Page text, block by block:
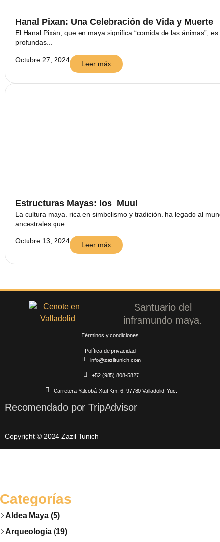
Hanal Pixan: Una Celebración de Vida y Muerte
El Hanal Pixán, que en maya significa “comida de las ánimas”,
profundas...
Octubre 27, 2024 Leer más
Estructuras Mayas: los Muul
La cultura maya, rica en simbolismo y tradición, ha legado al
ancestrales que...
Octubre 13, 2024 Leer más
Santuario del
inframundo maya.
info@zaziltunich.com
+52 (985) 808-5827
Carretera Yalcobá-Xtut Km. 6, 97780 Valladolid, Yuc.
Términos y condiciones
Política de privacidad
Recomendado por TripAdvisor
Copyright © 2024 Zazil Tunich
Categorías
Aldea Maya (5)
Arqueología (19)